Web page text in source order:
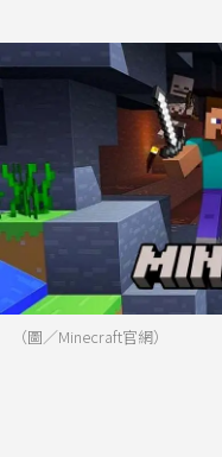
（圖／Minecraft官網）